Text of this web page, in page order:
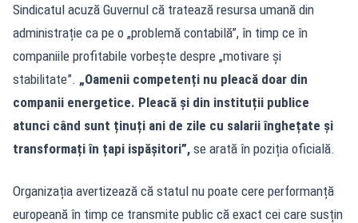
Sindicatul acuză Guvernul că tratează resursa umană din
administrație ca pe o „problemă contabilă”, în timp ce în
companiile profitabile vorbește despre „motivare și
stabilitate”. „Oamenii competenți nu pleacă doar din
companii energetice. Pleacă și din instituții publice
atunci când sunt ținuți ani de zile cu salarii înghețate și
transformați în țapi ispășitori”, se arată în poziția oficială.
Organizația avertizează că statul nu poate cere performanță
europeană în timp ce transmite public că exact cei care susțin